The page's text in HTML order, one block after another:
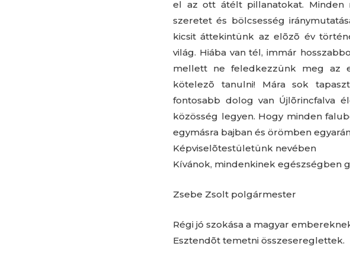
el az ott átélt pillanatokat. Minden
szeretet és bölcsesség
kicsit áttekintünk az elõzõ év
világ. Hiába van tél, immár
mellett ne feledkezzünk meg az
kötelezõ tanulni! Mára sok
fontosabb dolog van Újlõrincfalva
közösség legyen. Hogy minden
egymásra bajban és örömben
Képviselõtestületünk nevében
Kívánok, mindenkinek egészségben
Zsebe Zsolt polgármester
Régi jó szokása a magyar
Esztendõt temetni összesereglettek.